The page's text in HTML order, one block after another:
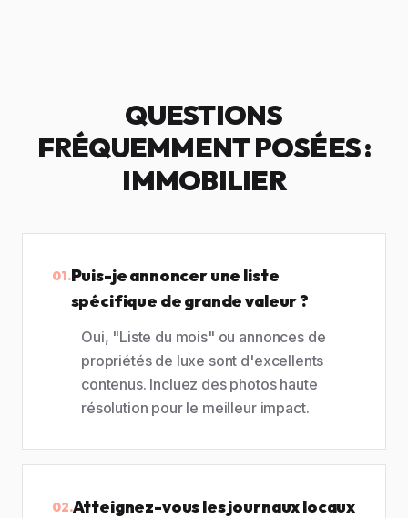
QUESTIONS
FRÉQUEMMENT POSÉES :
IMMOBILIER
01.Puis-je annoncer une liste
spécifique de grande valeur ?
Oui, "Liste du mois" ou annonces de
propriétés de luxe sont d'excellents
contenus. Incluez des photos haute
résolution pour le meilleur impact.
02.Atteignez-vous les journaux locaux